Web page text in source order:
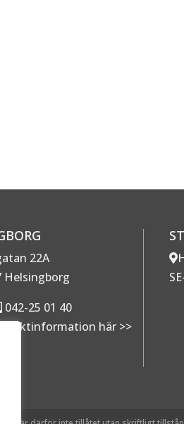
22A
Helsingborg
042-25 01 40
här >>